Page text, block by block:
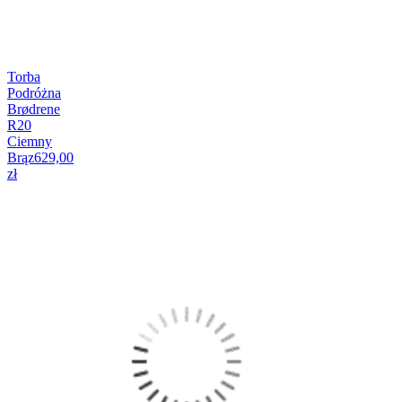
Torba
Podróżna
Brødrene
R20
Ciemny
Brąz629,00
zł